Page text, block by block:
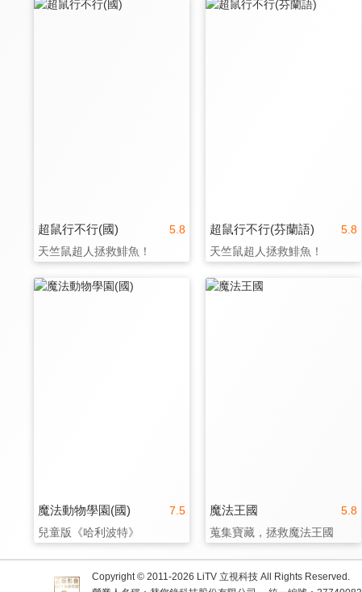
5.8
超鼠行不行(國)
天竺鼠超人拯救鯡魚！
5.8
超鼠行不行(芬蘭語)
天竺鼠超人拯救鯡魚！
7.5
魔法動物學園(國)
兒童版《哈利波特》
5.8
魔法王國
蒐集寶藏，拯救魔法王國
Copyright © 2011-2026 LiTV 立視科技 All Rights Reserved.